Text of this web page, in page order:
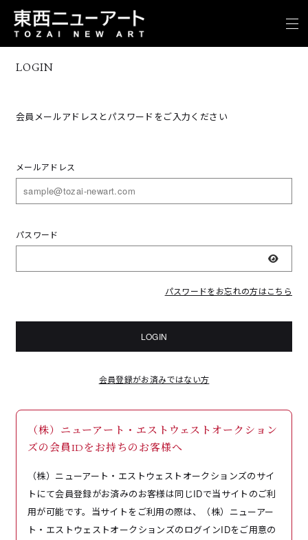
LOGIN
会員メールアドレスとパスワードをご入力ください
メールアドレス
パスワード
表示
パスワードをお忘れの方はこちら
LOGIN
会員登録がお済みではない方
（株）ニューアート・エストウェストオークション
ズの会員IDをお持ちのお客様へ
（株）ニューアート・エストウェストオークションズのサイ
トにて会員登録がお済みのお客様は同じIDで当サイトのご利
用が可能です。当サイトをご利用の際は、（株）ニューアー
ト・エストウェストオークションズのログインIDをご用意の